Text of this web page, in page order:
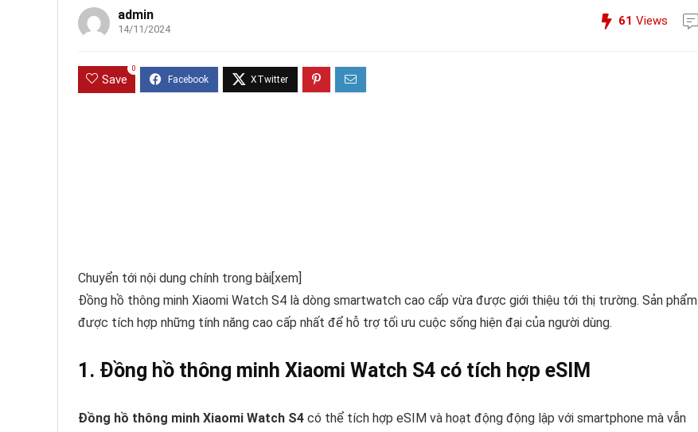
admin
14/11/2024
61 Views
Save
0
Chuyển tới nội dung chính trong bài[xem]
Đồng hồ thông minh Xiaomi Watch S4 là dòng smartwatch cao cấp vừa được giới thiệu tới thị trường. Sản phẩm
được tích hợp những tính năng cao cấp nhất để hỗ trợ tối ưu cuộc sống hiện đại của người dùng.
1. Đồng hồ thông minh Xiaomi Watch S4 có tích hợp eSIM
Đồng hồ thông minh Xiaomi Watch S4 có thể tích hợp eSIM và hoạt động động lập với smartphone mà vẫn